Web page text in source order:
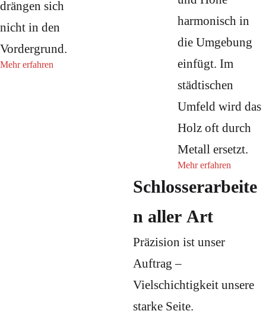
drängen sich
nicht in den
Vordergrund.
Mehr erfahren
harmonisch in
die Umgebung
einfügt. Im
städtischen
Umfeld wird das
Holz oft durch
Metall ersetzt.
Mehr erfahren
Schlosserarbeite
n aller Art
Präzision ist unser
Auftrag –
Vielschichtigkeit unsere
starke Seite.